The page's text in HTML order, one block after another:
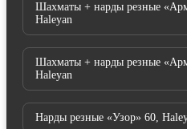
Шахматы + нарды резные
Haleyan
Шахматы + нарды резные
Haleyan
Нарды резные «Узор» 60,